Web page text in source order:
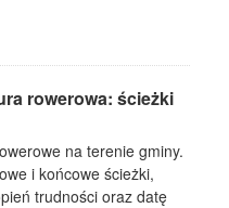
rowerowa: ścieżki
na terenie gminy.
i końcowe ścieżki,
trudności oraz datę